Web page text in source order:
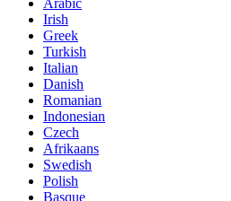
Arabic
Irish
Greek
Turkish
Italian
Danish
Romanian
Indonesian
Czech
Afrikaans
Swedish
Polish
Basque